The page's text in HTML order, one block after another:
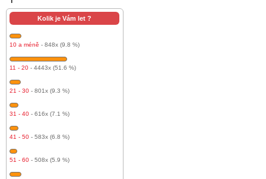
Kolik je Vám let ?
10 a méně - 848x (9.8 %)
11 - 20 - 4443x (51.6 %)
21 - 30 - 801x (9.3 %)
31 - 40 - 616x (7.1 %)
41 - 50 - 583x (6.8 %)
51 - 60 - 508x (5.9 %)